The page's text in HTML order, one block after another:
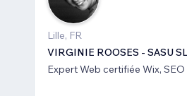
Lille, FR
VIRGINIE ROOSES - SASU
Expert Web certifiée Wix,